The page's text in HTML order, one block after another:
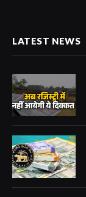
LATEST NEWS